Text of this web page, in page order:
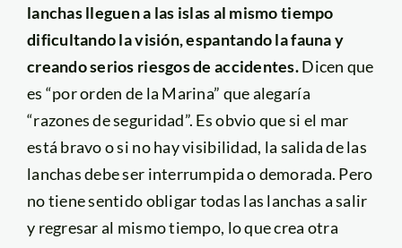
lanchas lleguen a las islas al mismo tiempo
dificultando la visión, espantando la fauna y
creando serios riesgos de accidentes.Dicen que
es “por orden de la Marina” que alegaría
“razones de seguridad”. Es obvio que si el mar
está bravo o si no hay visibilidad, la salida de las
lanchas debe ser interrumpida o demorada. Pero
no tiene sentido obligar todas las lanchas a salir
y regresar al mismo tiempo, lo que crea otra